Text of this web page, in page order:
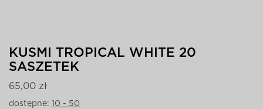
KUSMI TROPICAL WHITE 20
SASZETEK
65,00 zł
dostępne: 10 - 50